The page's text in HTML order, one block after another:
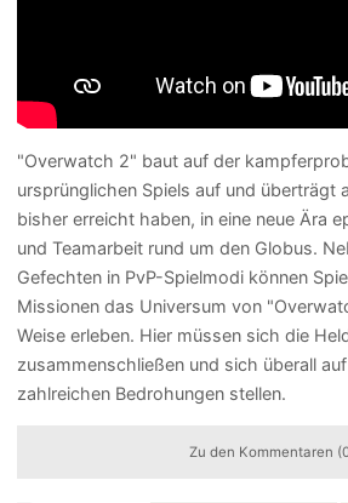
"Overwatch 2" baut auf der
ursprünglichen Spiels auf und überträgt
bisher erreicht haben, in eine neue Ära
und Teamarbeit rund um den Globus.
Gefechten in PvP-Spielmodi können
Missionen das Universum von
Weise erleben. Hier müssen sich die
zusammenschließen und sich überall
zahlreichen Bedrohungen stellen.
Zu den Kommentaren